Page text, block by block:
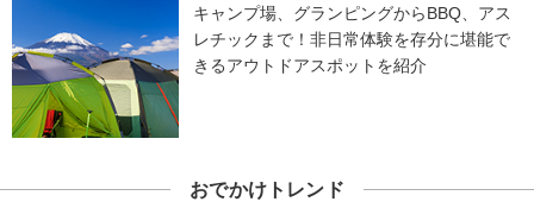
キャンプ場、グランピングからBBQ、アス
レチックまで！非日常体験を存分に堪能で
きるアウトドアスポットを紹介
おでかけトレンド